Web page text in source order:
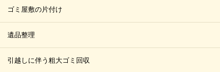
ゴミ屋敷の片付け
遺品整理
引越しに伴う粗大ゴミ回収